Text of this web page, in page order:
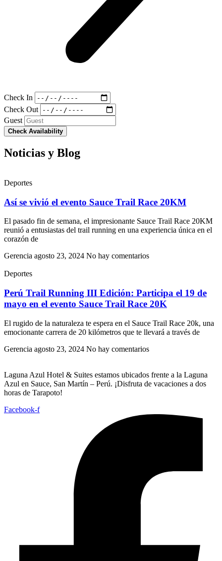
Check In
Check Out
Guest
Check Availability
Noticias y Blog
Deportes
Así se vivió el evento Sauce Trail Race 20KM
El pasado fin de semana, el impresionante Sauce Trail Race 20KM
reunió a entusiastas del trail running en una experiencia única en el
corazón de
Gerencia agosto 23, 2024 No hay comentarios
Deportes
Perú Trail Running III Edición: Participa el 19 de
mayo en el evento Sauce Trail Race 20K
El rugido de la naturaleza te espera en el Sauce Trail Race 20k, una
emocionante carrera de 20 kilómetros que te llevará a través de
Gerencia agosto 23, 2024 No hay comentarios
Laguna Azul Hotel & Suites estamos ubicados frente a la Laguna
Azul en Sauce, San Martín – Perú. ¡Disfruta de vacaciones a dos
horas de Tarapoto!
Facebook-f